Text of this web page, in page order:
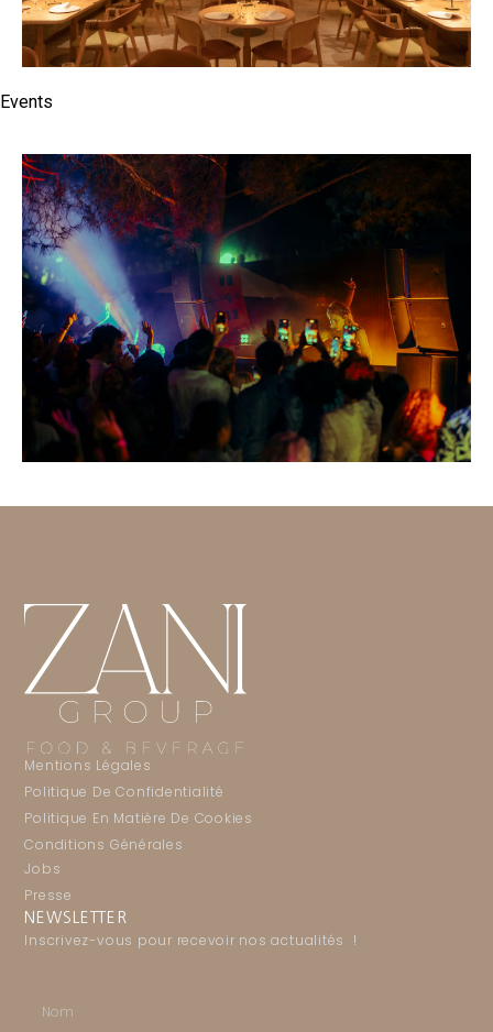
Events
Mentions Légales
Politique De Confidentialité
Politique En Matière De Cookies
Conditions Générales
Jobs
Presse
NEWSLETTER
Inscrivez-vous pour recevoir nos actualités !